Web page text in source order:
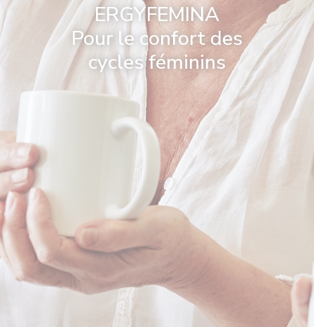
ERGYFEMINA
Pour le confort des
cycles féminins